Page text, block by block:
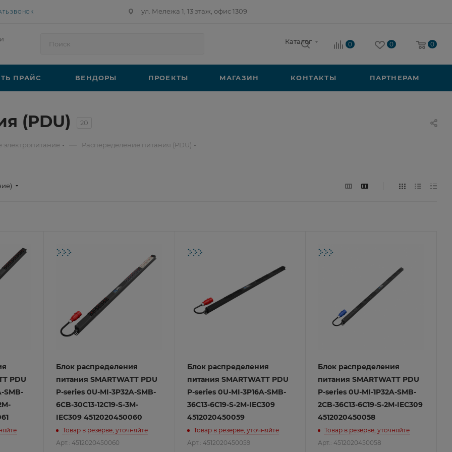
ЗВОНОК ул. Мележа 1, 13 этаж, офис 1309
Каталог 0 0 0
ПРАЙС ВЕНДОРЫ ПРОЕКТЫ МАГАЗИН КОНТАКТЫ ПАРТНЕРАМ
(PDU) 20
электропитание Распеределение питания (PDU)
PDU
SMB-
Блок распределения
питания SMARTWATT PDU
P-series 0U-MI-3P32A-SMB-
6CB-30C13-12C19-S-3M-
IEC309 4512020450060
Товар в резерве, уточняйте
Арт.: 4512020450060
Блок распределения
питания SMARTWATT PDU
P-series 0U-MI-3P16A-SMB-
36C13-6C19-S-2M-IEC309
4512020450059
Товар в резерве, уточняйте
Арт.: 4512020450059
Блок распределения
питания SMARTWATT PDU
P-series 0U-MI-1P32A-SMB-
2CB-36C13-6C19-S-2M-IEC309
4512020450058
Товар в резерве, уточняйте
Арт.: 4512020450058
офиса
бизнеса